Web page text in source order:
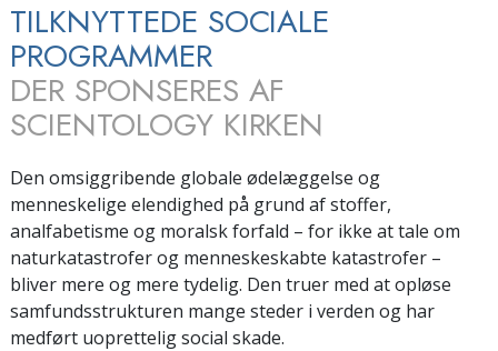
TILKNYTTEDE SOCIALE
PROGRAMMER
DER SPONSERES AF
SCIENTOLOGY KIRKEN
Den omsiggribende globale ødelæggelse og
menneskelige elendighed på grund af stoffer,
analfabetisme og moralsk forfald – for ikke at tale om
naturkatastrofer og menneskeskabte katastrofer –
bliver mere og mere tydelig. Den truer med at opløse
samfundsstrukturen mange steder i verden og har
medført uoprettelig social skade.